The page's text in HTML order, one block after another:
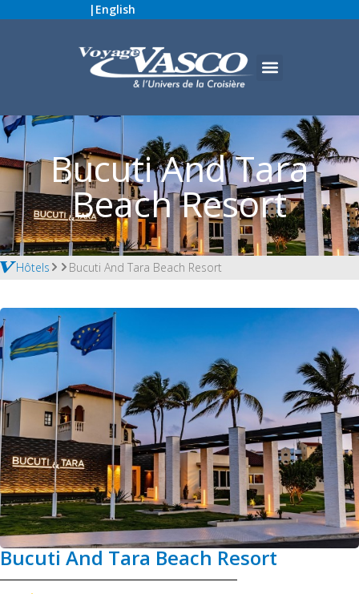
| English
Bucuti And Tara
Beach Resort
Hôtels Bucuti And Tara Beach Resort
Bucuti And Tara Beach Resort